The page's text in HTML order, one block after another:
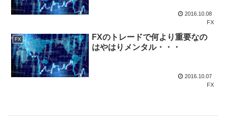
2016.10.08
FX
FX
FXのトレードで何より重要なの
はやはりメンタル・・・
2016.10.07
FX